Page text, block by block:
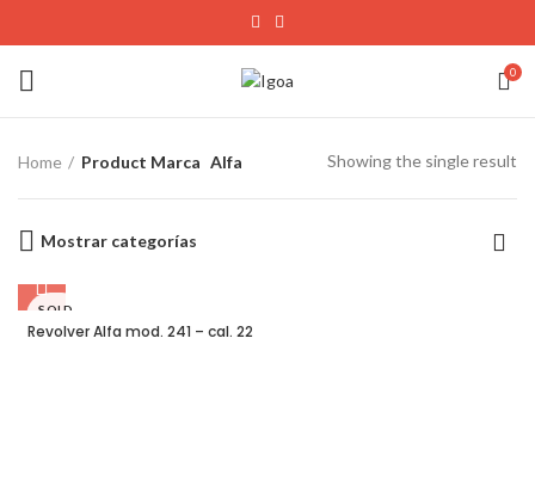
0
Home Product Marca Alfa Showing the single result
Mostrar categorías
SOLD
OUT
Revolver Alfa mod. 241 – cal. 22